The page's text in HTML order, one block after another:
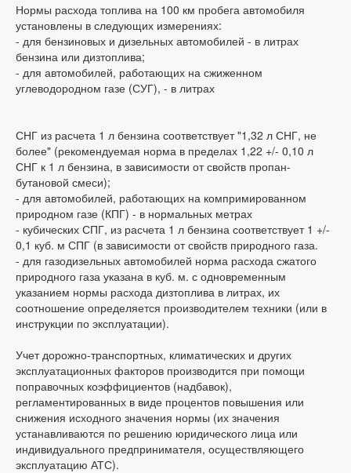
Нормы расхода топлива на 100 км пробега автомобиля
установлены в следующих измерениях:
- для бензиновых и дизельных автомобилей - в литрах
бензина или дизтоплива;
- для автомобилей, работающих на сжиженном
углеводородном газе (СУГ), - в литрах
СНГ из расчета 1 л бензина соответствует "1,32 л СНГ, не
более" (рекомендуемая норма в пределах 1,22 +/- 0,10 л
СНГ к 1 л бензина, в зависимости от свойств пропан-
бутановой смеси);
- для автомобилей, работающих на компримированном
природном газе (КПГ) - в нормальных метрах
- кубических СПГ, из расчета 1 л бензина соответствует 1 +/-
0,1 куб. м СПГ (в зависимости от свойств природного газа.
- для газодизельных автомобилей норма расхода сжатого
природного газа указана в куб. м. с одновременным
указанием нормы расхода дизтоплива в литрах, их
соотношение определяется производителем техники (или в
инструкции по эксплуатации).
Учет дорожно-транспортных, климатических и других
эксплуатационных факторов производится при помощи
поправочных коэффициентов (надбавок),
регламентированных в виде процентов повышения или
снижения исходного значения нормы (их значения
устанавливаются по решению юридического лица или
индивидуального предпринимателя, осуществляющего
эксплуатацию АТС).